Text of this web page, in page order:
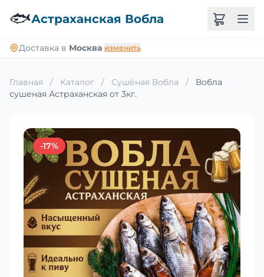
🐟Астраханская Вобла
Доставка в Москва изменить
Главная / Каталог / Сушёная Вобла /
Вобла
сушеная Астраханская от 3кг.
-17%